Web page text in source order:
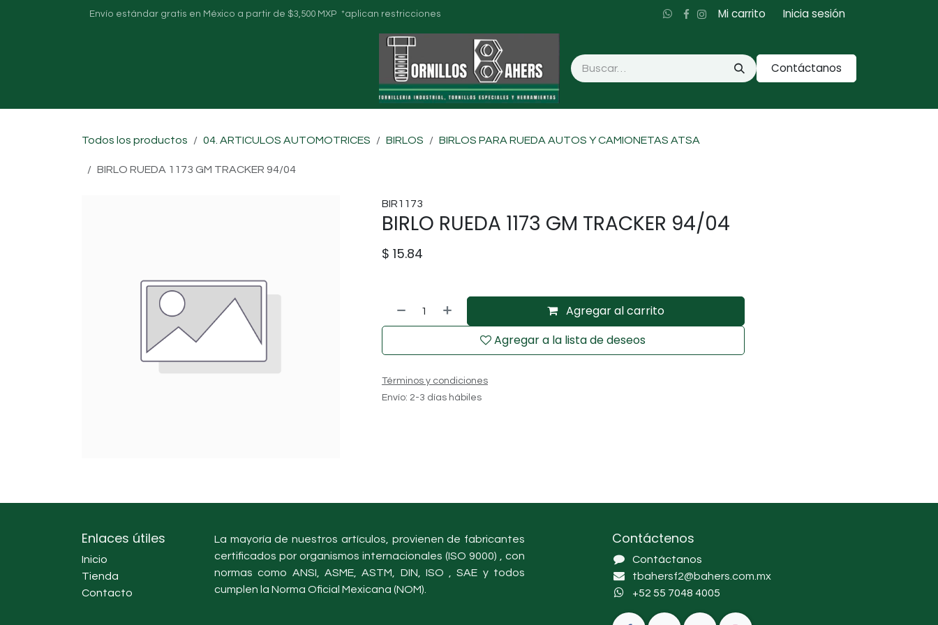
Envío estándar gratis en México a partir de $3,500 MXP *aplican restricciones Mi carrito Inicia sesión
Contáctanos
Todos los productos 04. ARTICULOS AUTOMOTRICES BIRLOS BIRLOS PARA RUEDA AUTOS Y CAMIONETAS ATSA
BIRLO RUEDA 1173 GM TRACKER 94/04
BIR1173
BIRLO RUEDA 1173 GM TRACKER 94/04
$ 15.84
Agregar al carrito
Agregar a la lista de deseos
Términos y condiciones
Envío: 2-3 días hábiles
Enlaces útiles
Inicio
Tienda
Contacto
La mayoría de nuestros artículos, provienen de fabricantes
certificados por organismos internacionales (ISO 9000) , con
normas como ANSI, ASME, ASTM, DIN, ISO , SAE y todos
cumplen la Norma Oficial Mexicana (NOM).
Contáctenos
Contáctanos
tbahersf2@bahers.com.mx
+52 55 7048 4005